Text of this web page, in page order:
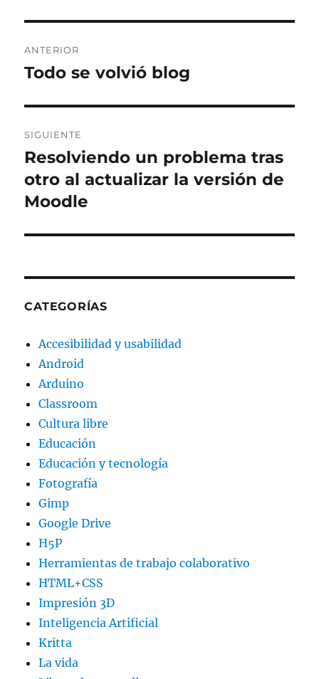
de
ANTERIOR
Entrada
Todo se volvió blog
SIGUIENTE
Entrada
siguiente:
Resolviendo un problema tras
otro al actualizar la versión de
Moodle
CATEGORÍAS
Accesibilidad y usabilidad
Android
Arduino
Classroom
Cultura libre
Educación
Educación y tecnología
Fotografía
Gimp
Google Drive
H5P
Herramientas de trabajo colaborativo
HTML+CSS
Impresión 3D
Inteligencia Artificial
Kritta
La vida